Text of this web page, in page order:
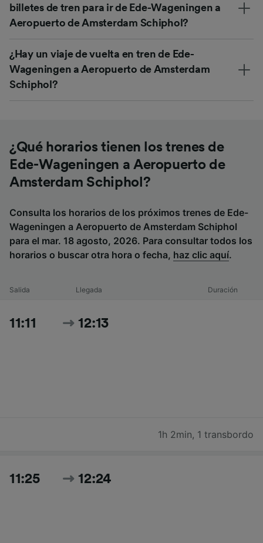
billetes de tren para ir de Ede-Wageningen a
Aeropuerto de Amsterdam Schiphol?
¿Hay un viaje de vuelta en tren de Ede-
Wageningen a Aeropuerto de Amsterdam
Schiphol?
¿Qué horarios tienen los trenes de
Ede-Wageningen a Aeropuerto de
Amsterdam Schiphol?
Consulta los horarios de los próximos trenes de Ede-
Wageningen a Aeropuerto de Amsterdam Schiphol
para el mar. 18 agosto, 2026. Para consultar todos los
horarios o buscar otra hora o fecha, haz clic aquí.
Salida Llegada Duración
11:11 12:13
1h 2min, 1 transbordo
11:25 12:24